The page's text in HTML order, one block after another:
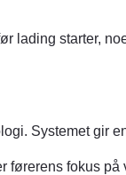
lading starter,
Systemet gir
førerens fokus